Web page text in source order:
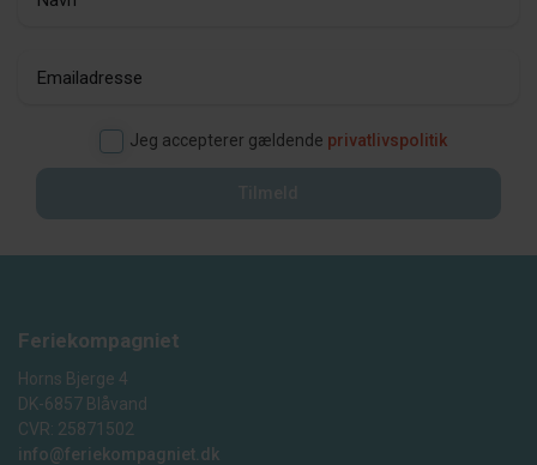
Jeg accepterer gældende privatlivspolitik
Feriekompagniet
Horns Bjerge 4
DK-6857 Blåvand
CVR: 25871502
info@feriekompagniet.dk